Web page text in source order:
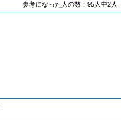
参考になった人の数：95人中2人